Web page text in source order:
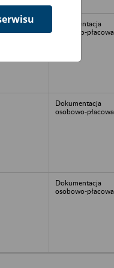
Dokumentacja
osobowo-płacowa
Dokumentacja
osobowo-płacowa
Dokumentacja
osobowo-płacowa